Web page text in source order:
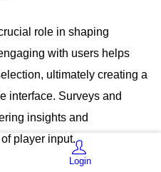
Login
role in shaping
with users helps
ultimately creating a
interface. Surveys and
insights and
player input.